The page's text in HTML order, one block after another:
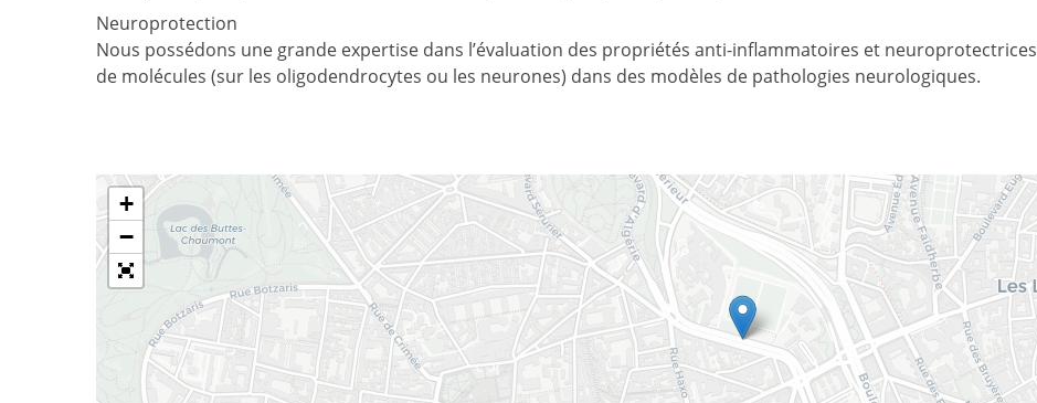
Neuroprotection
Nous possédons une grande expertise dans l’évaluation des propriétés anti-inflammatoires et neuroprotectrices
de molécules (sur les oligodendrocytes ou les neurones) dans des modèles de pathologies neurologiques.
+
−